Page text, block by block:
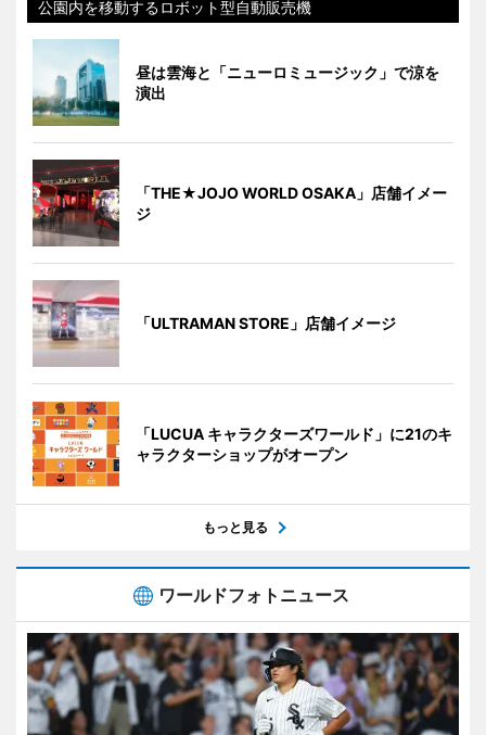
公園内を移動するロボット型自動販売機
昼は雲海と「ニューロミュージック」で涼を
演出
「THE★JOJO WORLD OSAKA」店舗イメー
ジ
「ULTRAMAN STORE」店舗イメージ
「LUCUA キャラクターズワールド」に21のキ
ャラクターショップがオープン
もっと見る
ワールドフォトニュース